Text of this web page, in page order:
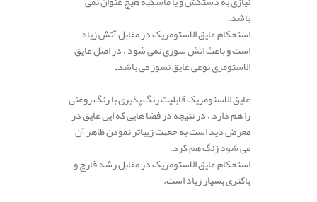
باشد.
استحکام عایق الاستومریک در مقابل آتش زیاد
است و باعث اتش سوزی نمی شود ، در اصل عایق
الاستومری نوعی عایق نسوز می باشد.
عایق الاستومریک قابلیت رنگ پذیری با رنگ روغنی
را هم دارد ، در نتیجه در فضا هایی که این عایق در
معرض دید است به جعهت زیباتر نمودن ظاهر آن
می شود زنگ هم کرد.
استحکام عایق الاستومریک در مقابل رشد قارچ و
باکتری بسیار زیاد است.